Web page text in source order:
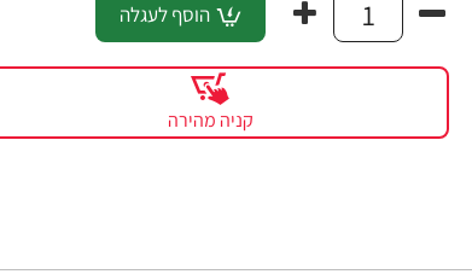
הוסף לעגלה
קניה מהירה